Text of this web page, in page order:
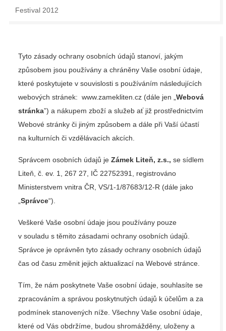
Festival 2012
Tyto zásady ochrany osobních údajů stanoví, jakým
způsobem jsou používány a chráněny Vaše osobní údaje,
které poskytujete v souvislosti s používáním následujících
webových stránek: www.zamekliten.cz (dále jen „ Webová
stránka”) a nákupem zboží a služeb ať již prostřednictvím
Webové stránky či jiným způsobem a dále při Vaší účastí
na kulturních či vzdělávacích akcích.
Správcem osobních údajů je Zámek Liteň, z.s., se sídlem
Liteň, č. ev. 1, 267 27, IČ 22752391, registrováno
Ministerstvem vnitra ČR, VS/1-1/87683/12-R (dále jako
Správce“).
Veškeré Vaše osobní údaje jsou používány pouze
v souladu s těmito zásadami ochrany osobních údajů.
Správce je oprávněn tyto zásady ochrany osobních údajů
čas od času změnit jejich aktualizací na Webové stránce.
Tím, že nám poskytnete Vaše osobní údaje, souhlasíte se
zpracováním a správou poskytnutých údajů k účelům a za
podmínek stanovených níže. Všechny Vaše osobní údaje,
které od Vás obdržíme, budou shromážděny, uloženy a